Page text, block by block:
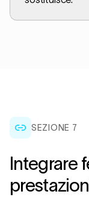
SEZIONE 7
Integrare